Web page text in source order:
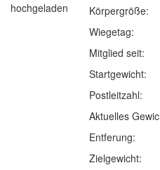
Körpergröße:
Wiegetag:
Mitglied seit:
Startgewicht:
Postleitzahl:
Aktuelles
Entferung:
Zielgewicht: